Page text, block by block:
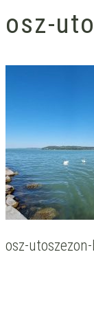
osz-
osz-